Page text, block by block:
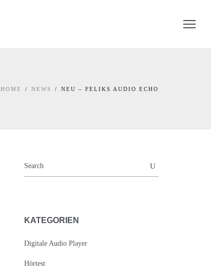
HOME NEWS NEU – FELIKS AUDIO ECHO
KATEGORIEN
Digitale Audio Player
Hörtest